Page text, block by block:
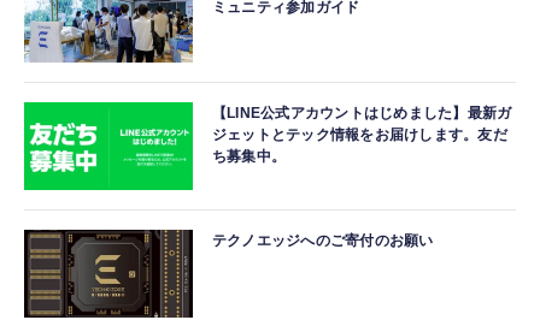
ミュニティ参加ガイド
【LINE公式アカウントはじめました】最新ガ
ジェットとテック情報をお届けします。友だ
ち募集中。
テクノエッジへのご寄付のお願い